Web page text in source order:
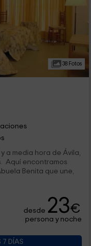
38 Fotos
a media hora de Ávila,
Aquí encontramos
Benita que une,
desde 23€
persona y noche
7 DÍAS